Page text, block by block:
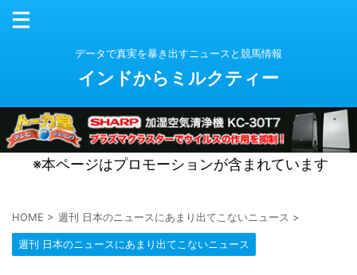
データで真実を暴き出すニュースと競馬情報
インドからミルクティー
※本ページはプロモーションが含まれています
HOME > 週刊 日本のニュースにあまり出てこないニュース >
週刊 日本のニュースにあまり出てこないニュース